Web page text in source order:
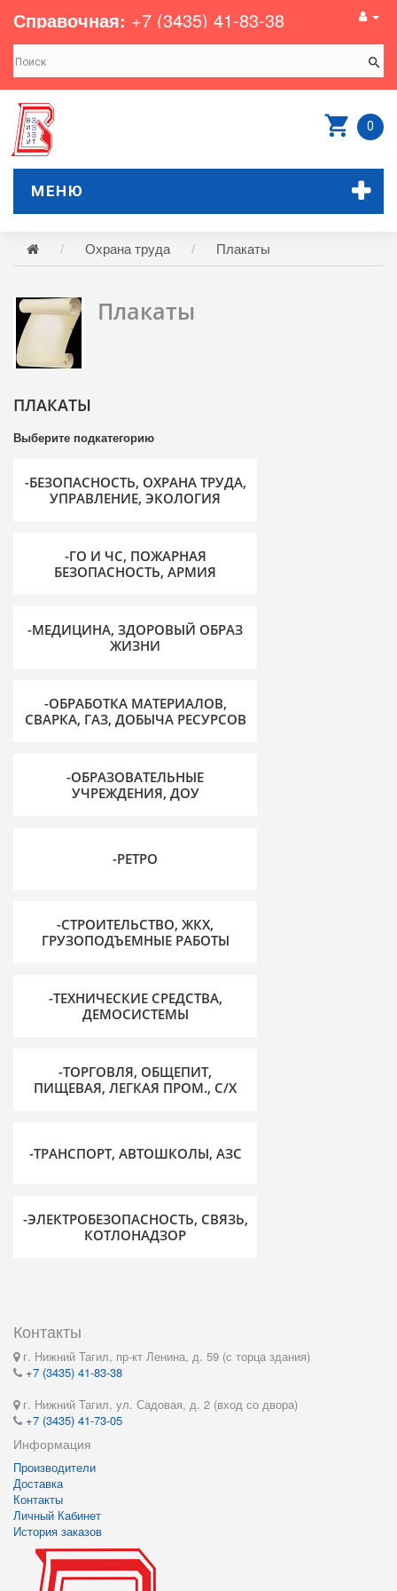
Справочная: +7 (3435) 41-83-38
0
МЕНЮ
Охрана труда Плакаты
Плакаты
ПЛАКАТЫ
Выберите подкатегорию
-БЕЗОПАСНОСТЬ, ОХРАНА ТРУДА,
УПРАВЛЕНИЕ, ЭКОЛОГИЯ
-ГО И ЧС, ПОЖАРНАЯ
БЕЗОПАСНОСТЬ, АРМИЯ
-МЕДИЦИНА, ЗДОРОВЫЙ ОБРАЗ
ЖИЗНИ
-ОБРАБОТКА МАТЕРИАЛОВ,
СВАРКА, ГАЗ, ДОБЫЧА РЕСУРСОВ
-ОБРАЗОВАТЕЛЬНЫЕ
УЧРЕЖДЕНИЯ, ДОУ
-РЕТРО
-СТРОИТЕЛЬСТВО, ЖКХ,
ГРУЗОПОДЪЕМНЫЕ РАБОТЫ
-ТЕХНИЧЕСКИЕ СРЕДСТВА,
ДЕМОСИСТЕМЫ
-ТОРГОВЛЯ, ОБЩЕПИТ,
ПИЩЕВАЯ, ЛЕГКАЯ ПРОМ., С/Х
-ТРАНСПОРТ, АВТОШКОЛЫ, АЗС
-ЭЛЕКТРОБЕЗОПАСНОСТЬ, СВЯЗЬ,
КОТЛОНАДЗОР
Контакты
г. Нижний Тагил, пр-кт Ленина, д. 59 (с торца здания)
+7 (3435) 41-83-38
г. Нижний Тагил, ул. Садовая, д. 2 (вход со двора)
+7 (3435) 41-73-05
Информация
Производители
Доставка
Контакты
Личный Кабинет
История заказов